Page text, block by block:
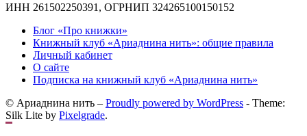
ИНН 261502250391, ОГРНИП 324265100150152
Блог «Про книжки»
Книжный клуб «Ариаднина нить»: общие правила
Личный кабинет
О сайте
Подписка на книжный клуб «Ариаднина нить»
© Ариаднина нить – Proudly powered by WordPress - Theme:
Silk Lite by Pixelgrade.